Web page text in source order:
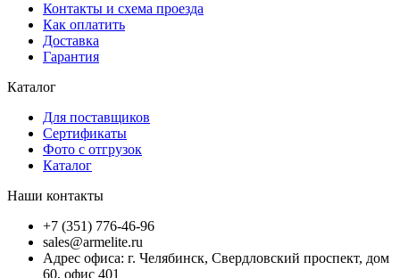
Контакты и схема проезда
Как оплатить
Доставка
Гарантия
Каталог
Для поставщиков
Сертификаты
Фото с отгрузок
Каталог
Наши контакты
+7 (351) 776-46-96
sales@armelite.ru
Адрес офиса: г. Челябинск, Свердловский проспект, дом
60, офис 401